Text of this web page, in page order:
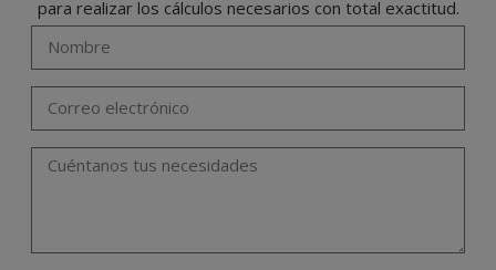
para realizar los cálculos necesarios con total exactitud.